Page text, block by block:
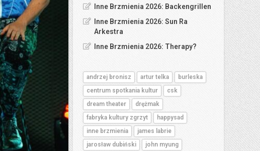
Inne Brzmienia 2026: Backengrillen
Inne Brzmienia 2026: Sun Ra
Arkestra
Inne Brzmienia 2026: Therapy?
andrzej bronisz artur telka
burleska
centrum spotkania kultur
csk
dream theater
drężmak
fabryka kultury zgrzyt
happysad
inne brzmienia
james labrie
jarosław dubiński
john myung